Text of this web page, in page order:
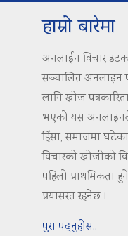
हाम्रो बारेमा
अनलाईन विचार
सञ्चालित अनलाइन
लागि खोज
भएको यस अनलाइनले
हिंसा, समाजमा
विचारको खोजीको
पहिलो प्राथमिकता
प्रयासरत रहनेछ ।
पुरा पढ्नुहोस..